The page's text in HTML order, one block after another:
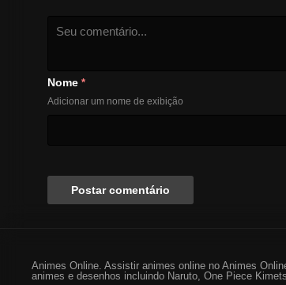
Nome *
Adicionar um nome de exibição
Animes Online. Assistir animes online no Animes
animes e desenhos incluindo Naruto, One Piece